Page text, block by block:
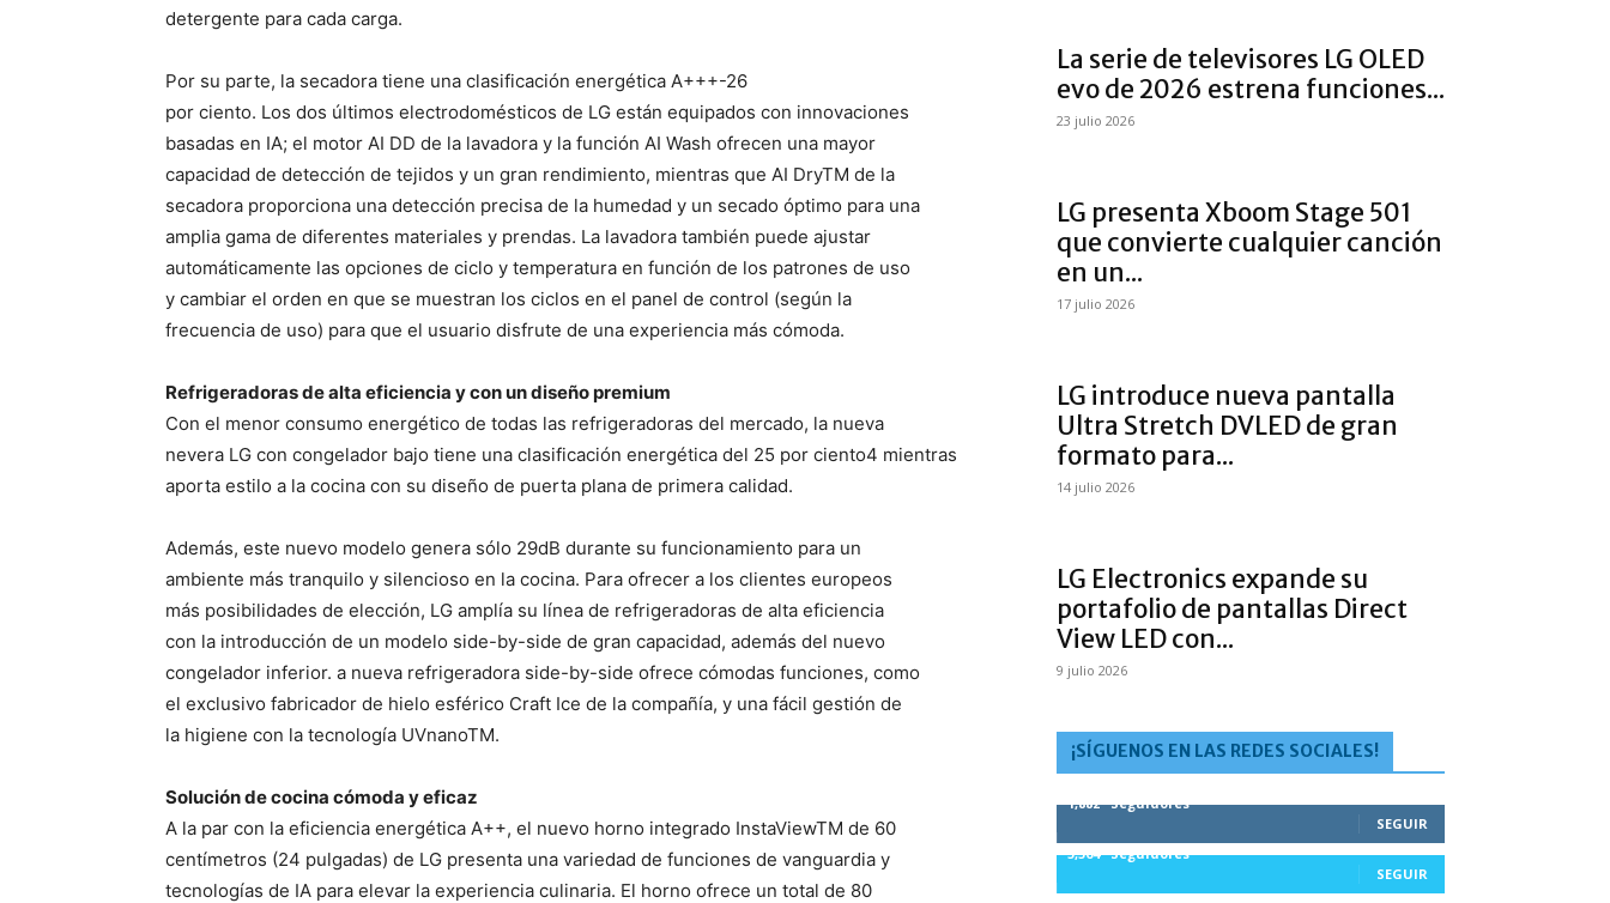
detergente para cada carga.
Por su parte, la secadora tiene una clasificación energética A+++-26
por ciento. Los dos últimos electrodomésticos de LG están equipados con innovaciones
basadas en IA; el motor AI DD de la lavadora y la función AI Wash ofrecen una mayor
capacidad de detección de tejidos y un gran rendimiento, mientras que AI DryTM de la
secadora proporciona una detección precisa de la humedad y un secado óptimo para una
amplia gama de diferentes materiales y prendas. La lavadora también puede ajustar
automáticamente las opciones de ciclo y temperatura en función de los patrones de uso
y cambiar el orden en que se muestran los ciclos en el panel de control (según la
frecuencia de uso) para que el usuario disfrute de una experiencia más cómoda.
Refrigeradoras de alta eficiencia y con un diseño premium
Con el menor consumo energético de todas las refrigeradoras del mercado, la nueva
nevera LG con congelador bajo tiene una clasificación energética del 25 por ciento4 mientras
aporta estilo a la cocina con su diseño de puerta plana de primera calidad.
Además, este nuevo modelo genera sólo 29dB durante su funcionamiento para un
ambiente más tranquilo y silencioso en la cocina. Para ofrecer a los clientes europeos
más posibilidades de elección, LG amplía su línea de refrigeradoras de alta eficiencia
con la introducción de un modelo side-by-side de gran capacidad, además del nuevo
congelador inferior. a nueva refrigeradora side-by-side ofrece cómodas funciones, como
el exclusivo fabricador de hielo esférico Craft Ice de la compañía, y una fácil gestión de
la higiene con la tecnología UVnanoTM.
Solución de cocina cómoda y eficaz
A la par con la eficiencia energética A++, el nuevo horno integrado InstaViewTM de 60
centímetros (24 pulgadas) de LG presenta una variedad de funciones de vanguardia y
tecnologías de IA para elevar la experiencia culinaria. El horno ofrece un total de 80
La serie de televisores LG OLED
evo de 2026 estrena funciones...
23 julio 2026
LG presenta Xboom Stage 501
que convierte cualquier canción
en un...
17 julio 2026
LG introduce nueva pantalla
Ultra Stretch DVLED de gran
formato para...
14 julio 2026
LG Electronics expande su
portafolio de pantallas Direct
View LED con...
9 julio 2026
¡SÍGUENOS EN LAS REDES SOCIALES!
1,882 Seguidores
SEGUIR
5,564
Seguidores
SEGUIR